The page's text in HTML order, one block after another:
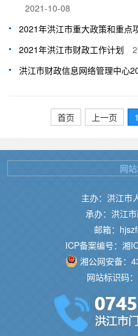
2021-10-08
2021年洪江市重大政策和重点
2021年洪江市财政工作计划
洪江市财政信息网络管理中心
首页 上一页 1
主办：洪江市
承办：洪江
邮箱：
ICP备案编号：湘
湘公网安备：
网站标识码
网